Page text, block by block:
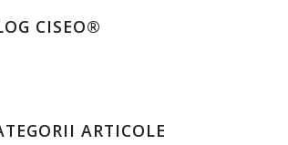
CISEO®
ARTICOLE